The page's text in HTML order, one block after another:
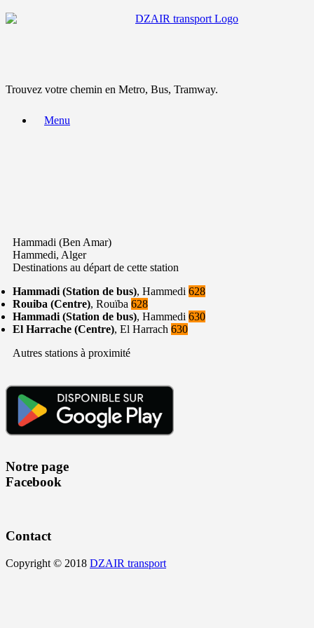
Trouvez votre chemin en Metro, Bus, Tramway.
Menu
Hammadi (Ben Amar)
Hammedi, Alger
Destinations au départ de cette station
Hammadi (Station de bus), Hammedi 628
Rouiba (Centre), Rouïba 628
Hammadi (Station de bus), Hammedi 630
El Harrache (Centre), El Harrach 630
Autres stations à proximité
Notre page
Facebook
Contact
Copyright © 2018 DZAIR transport